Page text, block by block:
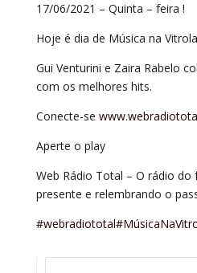
17/06/2021 – Quinta – feira !
Hoje é dia de Música na
Gui Venturini e Zaira Rabelo
com os melhores hits.
Conecte-se
Aperte o play
Web Rádio Total – O rádio do
presente e relembrando o
#webradiototal